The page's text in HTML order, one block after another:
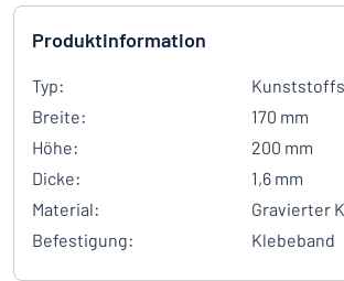
Produktinformation
Typ:
Breite:
170 mm
Höhe:
200 mm
Dicke:
1,6 mm
Material:
Gravierter
Befestigung:
Klebeband